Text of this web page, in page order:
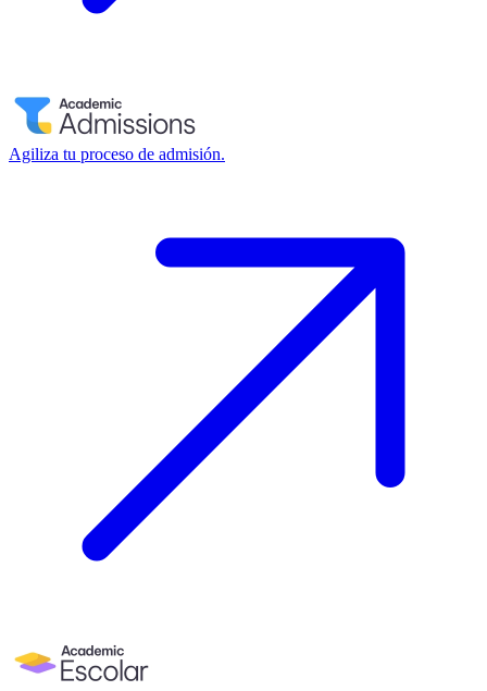
Agiliza tu proceso de admisión.